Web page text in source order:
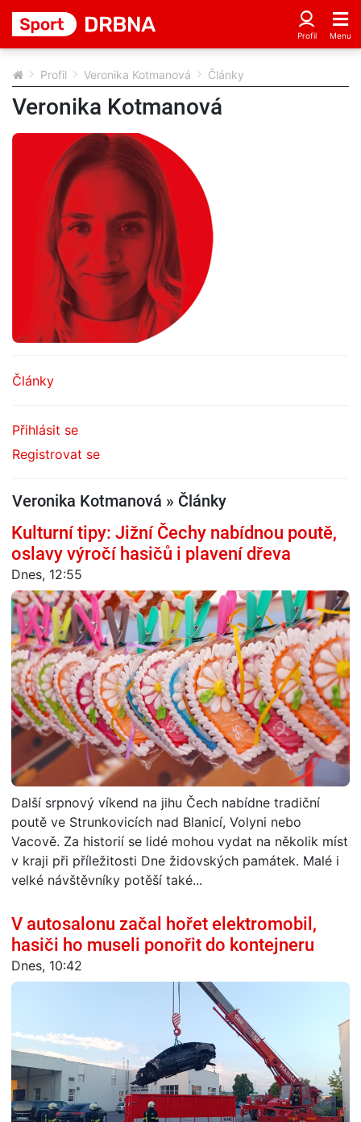
Profil Veronika Kotmanová Články
Veronika Kotmanová
Články
Přihlásit se
Registrovat se
Veronika Kotmanová » Články
Kulturní tipy: Jižní Čechy nabídnou poutě,
oslavy výročí hasičů i plavení dřeva
Dnes, 12:55
Další srpnový víkend na jihu Čech nabídne tradiční
poutě ve Strunkovicích nad Blanicí, Volyni nebo
Vacově. Za historií se lidé mohou vydat na několik míst
v kraji při příležitosti Dne židovských památek. Malé i
velké návštěvníky potěší také...
V autosalonu začal hořet elektromobil,
hasiči ho museli ponořit do kontejneru
Dnes, 10:42